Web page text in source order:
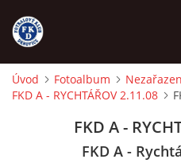
ÚVOD
Úvod Fotoalbum
FKD A - RYCHTÁŘOV 2.11.08
FKD A -
FKD A -